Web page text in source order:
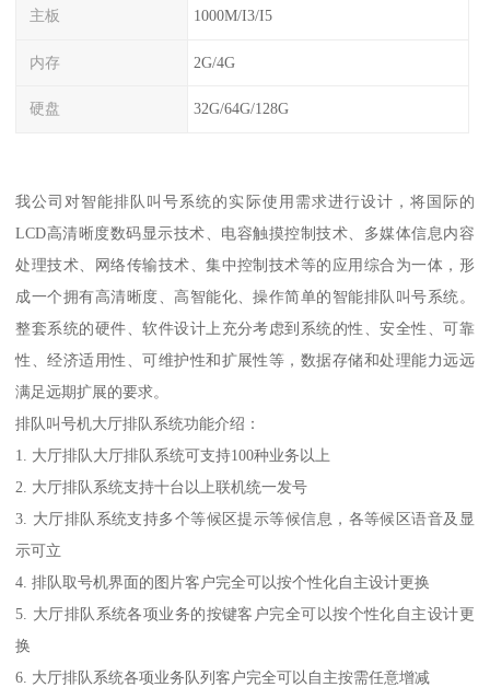
主板 1000M/I3/I5
内存 2G/4G
硬盘 32G/64G/128G
我公司对智能排队叫号系统的实际使用需求进行设计，将国际的
LCD高清晰度数码显示技术、电容触摸控制技术、多媒体信息内容
处理技术、网络传输技术、集中控制技术等的应用综合为一体，形
成一个拥有高清晰度、高智能化、操作简单的智能排队叫号系统。
整套系统的硬件、软件设计上充分考虑到系统的性、安全性、可靠
性、经济适用性、可维护性和扩展性等，数据存储和处理能力远远
满足远期扩展的要求。
排队叫号机大厅排队系统功能介绍：
1. 大厅排队大厅排队系统可支持100种业务以上
2. 大厅排队系统支持十台以上联机统一发号
3. 大厅排队系统支持多个等候区提示等候信息，各等候区语音及显
示可立
4. 排队取号机界面的图片客户完全可以按个性化自主设计更换
5. 大厅排队系统各项业务的按键客户完全可以按个性化自主设计更
换
6. 大厅排队系统各项业务队列客户完全可以自主按需任意增减